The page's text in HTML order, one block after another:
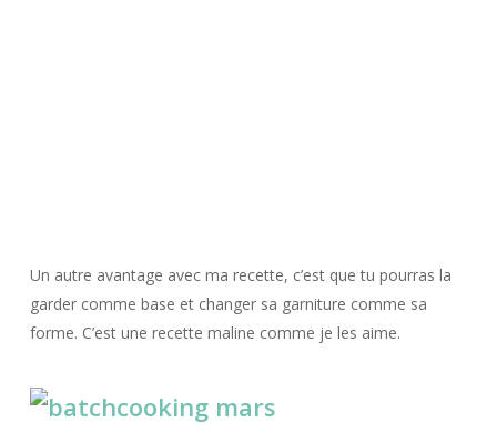
Un autre avantage avec ma recette, c’est que tu pourras la
garder comme base et changer sa garniture comme sa
forme. C’est une recette maline comme je les aime.